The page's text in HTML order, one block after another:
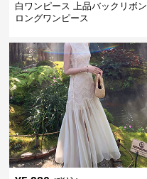
白ワンピース 上品バックリボン
ロングワンピース